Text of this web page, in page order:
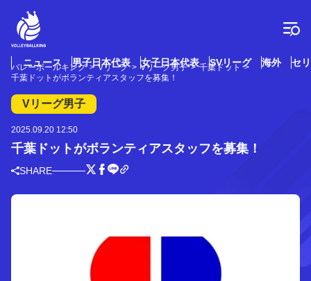
ニュース 男子日本代表 女子日本代表 SVリーグ 海外 セ
バレーボールキング Vリーグ Vリーグ男子
千葉ドット
千葉ドットがボランティアスタッフを募集！
Vリーグ男子
2025.09.20 12:50
千葉ドットがボランティアスタッフを募集！
SHARE